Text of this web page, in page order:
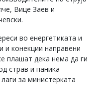
Вице Заев и
во енергетиката и
и конекции направени
плашат дека нема да ги
страв и паника
за министерката